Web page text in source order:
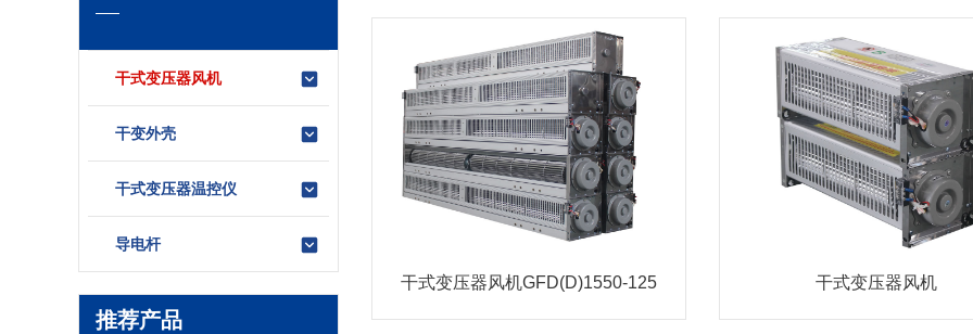
干式变压器风机
干变外壳
干式变压器温控仪
导电杆
推荐产品
干式变压器风机GFD(D)1550-125 干式变压器风机